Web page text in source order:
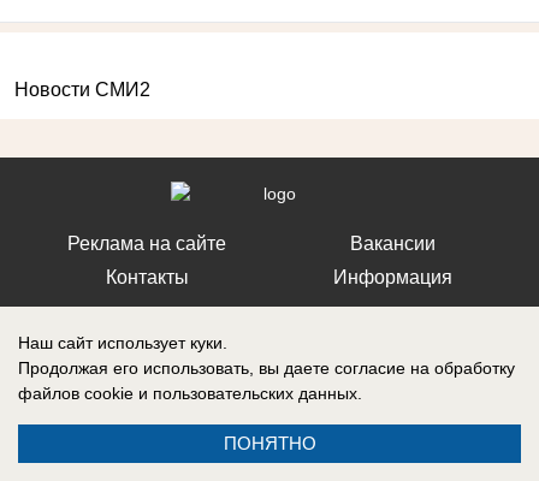
Новости СМИ2
Реклама на сайте
Контакты
Вакансии
Информация
Регистрационный номер: Эл № ФС 77-76040, выдано Федеральной
службой по надзору в сфере связи, информационных технологий и
массовых коммуникаций (Роскомнадзор) 12 июля 2019 г.
Наш сайт использует куки.
Продолжая его использовать, вы даете согласие на обработку
файлов cookie и пользовательских данных.
ПОНЯТНО